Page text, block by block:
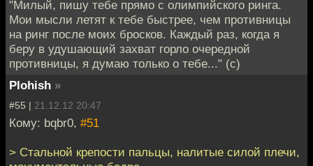
"Милый, пишу тебе прямо с олимпийского ринга.
Мои мысли летят к тебе быстрее, чем противницы
на ринг после моих бросков. Каждый раз, когда я
беру в удушающий захват горло очередной
противницы, я думаю только о тебе..." (с)
Plohish »
#55 | 21.12.12 20:47
Кому: bqbr0, #51
> Стальной крепости пальцы, налитые силой плечи,